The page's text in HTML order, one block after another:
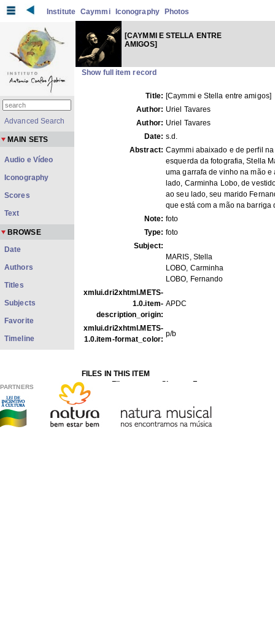
Institute Caymmi Iconography Photos
[CAYMMI E STELLA ENTRE
AMIGOS]
Show full item record
Title: [Caymmi e Stella entre amigos]
Author: Uriel Tavares
Author: Uriel Tavares
Date: s.d.
Abstract: Caymmi abaixado e de perfil na
esquerda da fotografia, Stella
uma garrafa de vinho na mão e
lado, Carminha Lobo, de
ao seu lado, seu marido
que está com a mão na barriga
Note: foto
Type: foto
Subject:
MARIS, Stella
LOBO, Carminha
LOBO, Fernando
xmlui.dri2xhtml.METS-
1.0.item-
description_origin:
APDC
xmlui.dri2xhtml.METS-
1.0.item-format_color:
p/b
FILES IN THIS ITEM
Files
Size
Format
THIS ITEM APPEARS IN THE FOLLOWING
Advanced Search
MAIN SETS
Audio e Vídeo
Iconography
Scores
Text
BROWSE
Date
Authors
Titles
Subjects
Favorite
Timeline
PARTNERS